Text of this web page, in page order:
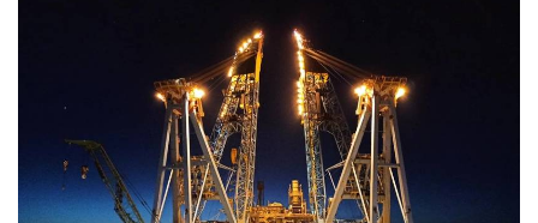
ενσωμάτωση της μονάδας στην υπάρχουσα πλατφόρμα DP4,
καθώς και δραστηριότητες σύνδεσης και θέσης σε λειτουργία που
καλύπτουν το εργοστάσιο και τα συστήματα επικοινωνίας,
ασφάλειας και ελέγχου του.
Πρόσθετες εργασίες πριν από τη θέση σε λειτουργία έχουν
προγραμματιστεί για περίπου 28 χιλιόμετρα υποθαλάσσιων
αγωγών που συνδέουν τις πλατφόρμες DP3, DP4 και Sabratha.
Οι αγωγοί προορίζονται για τη μεταφορά ανακτημένου αερίου στο